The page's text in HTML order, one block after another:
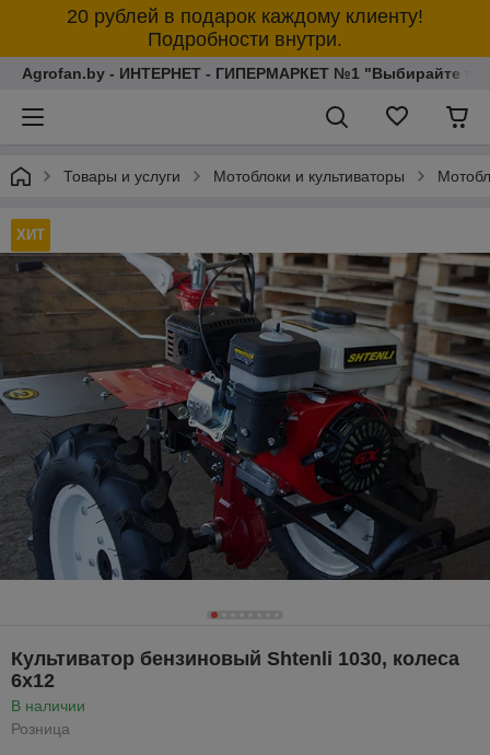
20 рублей в подарок каждому клиенту!
Подробности внутри.
Agrofan.by - ИНТЕРНЕТ - ГИПЕРМАРКЕТ №1 "Выбирайте
Товары и услуги Мотоблоки и культиваторы
ХИТ
Культиватор бензиновый Shtenli 1030, колеса
6х12
В наличии
Розница